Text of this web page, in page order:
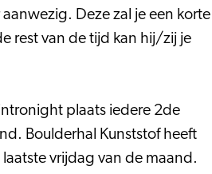
Deze zal je een korte
rest van de tijd kan hij/zij je
plaats iedere 2de
Boulderhal Kunststof heeft
vrijdag van de maand.